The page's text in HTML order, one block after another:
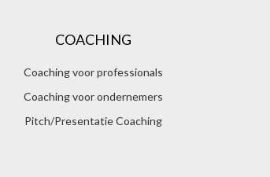
COACHING
Coaching voor professionals
Coaching voor ondernemers
Pitch/Presentatie Coaching